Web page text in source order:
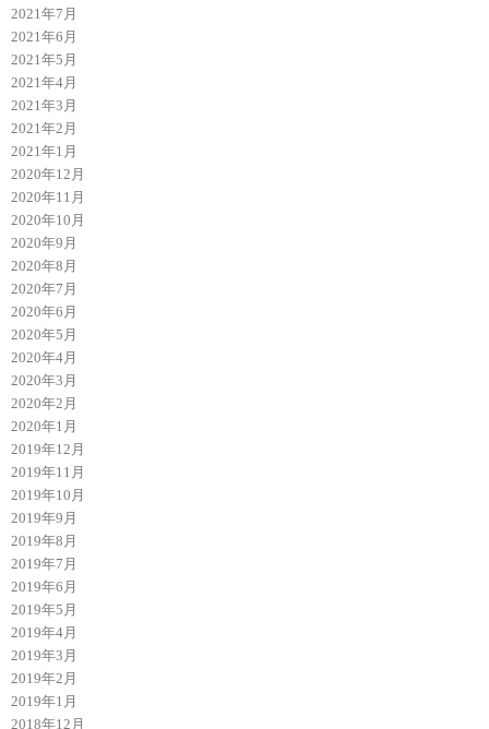
2021年7月
2021年6月
2021年5月
2021年4月
2021年3月
2021年2月
2021年1月
2020年12月
2020年11月
2020年10月
2020年9月
2020年8月
2020年7月
2020年6月
2020年5月
2020年4月
2020年3月
2020年2月
2020年1月
2019年12月
2019年11月
2019年10月
2019年9月
2019年8月
2019年7月
2019年6月
2019年5月
2019年4月
2019年3月
2019年2月
2019年1月
2018年12月